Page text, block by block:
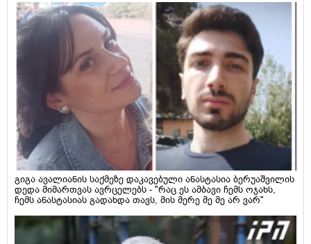
გიგა ავალიანის საქმეზე დაკავებული ანასტასია ბერუაშვილის
დედა მიმართვას ავრცელებს - "რაც ეს ამბავი ჩემს ოჯახს,
ჩემს ანასტასიას გადახდა თავს, მის მერე მე მე არ ვარ"